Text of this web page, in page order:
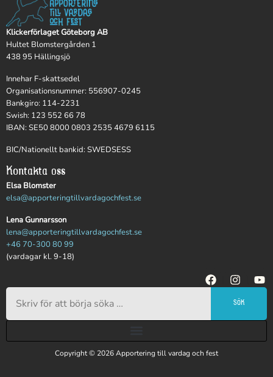
Klickerförlaget Göteborg AB
Hultet Blomstergården 1
438 95 Hällingsjö
Innehar F-skattsedel
Organisationsnummer: 556907-0245
Bankgiro: 114-2231
Swish: 123 552 66 78
IBAN: SE50 8000 0803 2535 4679 6115
BIC/Nationellt bankid: SWEDSESS
Kontakta oss
Elsa Blomster
elsa@apporteringtillvardagochfest.se
Lena Gunnarsson
lena@apporteringtillvardagochfest.se
+46 70-300 80 99
(vardagar kl. 9-18)
SÖK
Copyright © 2026 Apportering till vardag och fest